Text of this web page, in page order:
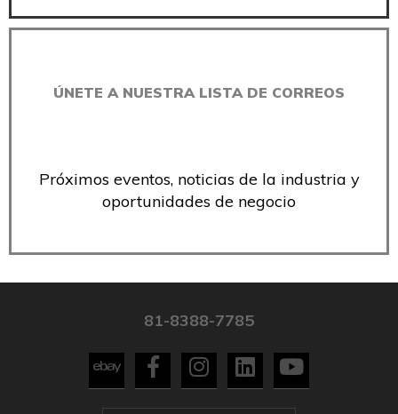
ÚNETE A NUESTRA LISTA DE CORREOS
Próximos eventos, noticias de la industria y
oportunidades de negocio
81-8388-7785